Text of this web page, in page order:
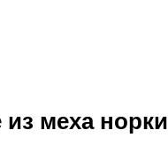
меха норки